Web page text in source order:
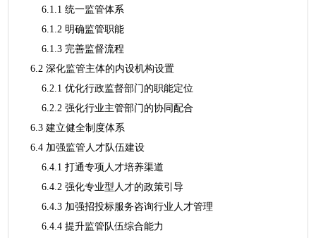
6.1.1 统一监管体系
6.1.2 明确监管职能
6.1.3 完善监督流程
6.2 深化监管主体的内设机构设置
6.2.1 优化行政监督部门的职能定位
6.2.2 强化行业主管部门的协同配合
6.3 建立健全制度体系
6.4 加强监管人才队伍建设
6.4.1 打通专项人才培养渠道
6.4.2 强化专业型人才的政策引导
6.4.3 加强招投标服务咨询行业人才管理
6.4.4 提升监管队伍综合能力